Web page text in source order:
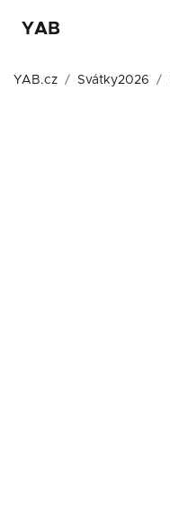
YAB
YAB.cz Svátky2026